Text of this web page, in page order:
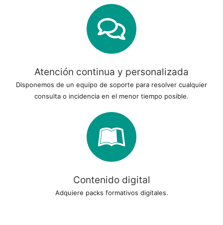
Atención continua y personalizada
Disponemos de un equipo de soporte para resolver cualquier
consulta o incidencia en el menor tiempo posible.
Contenido digital
Adquiere packs formativos digitales.